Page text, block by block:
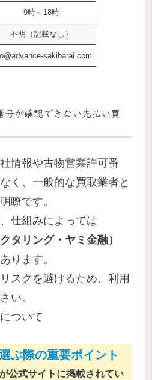
9時～18時
不明（記載なし）
sakibarai.com
号が確認できない先払い買
情報や古物営業許可番
く、一般的な買取業者と
瞭です。
仕組みによっては
タリング・ヤミ金融）
ります。
スクを避けるため、利用
い。
ついて
ぶ際の重要ポイント
公式サイトに掲載されてい